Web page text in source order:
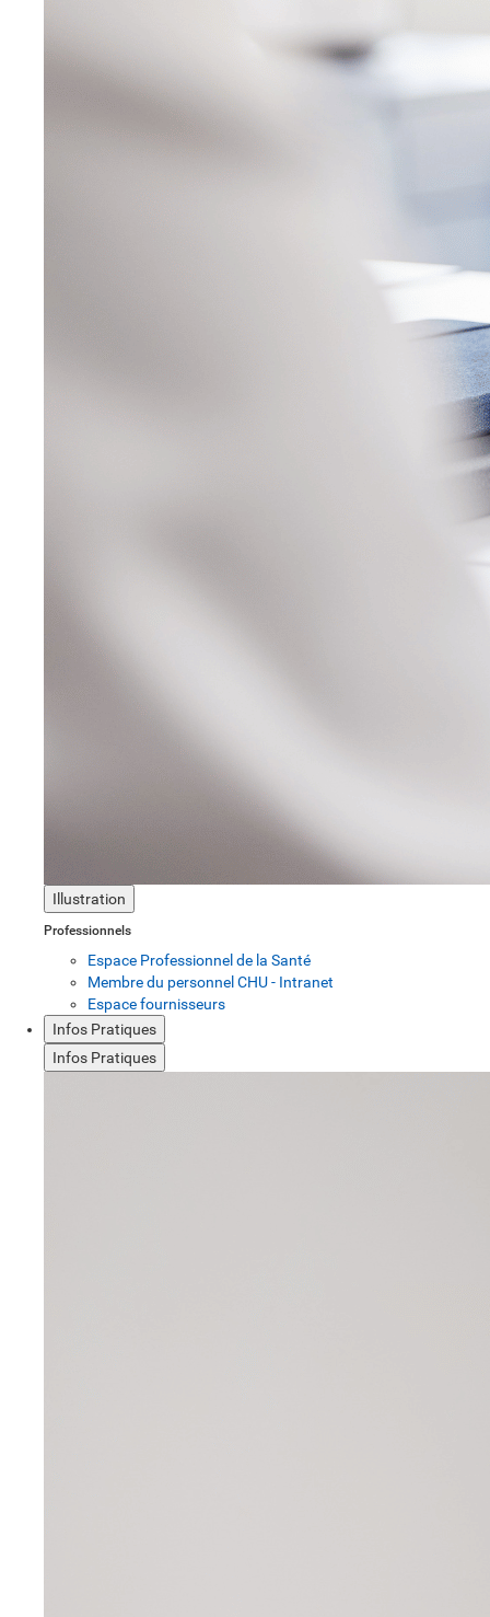
Illustration
Professionnels
Espace Professionnel de la Santé
Membre du personnel CHU - Intranet
Espace fournisseurs
Infos Pratiques
Infos Pratiques